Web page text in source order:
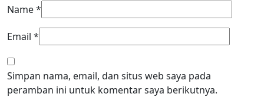
Name*
Email *
Simpan nama, email, dan situs web saya pada
peramban ini untuk komentar saya berikutnya.